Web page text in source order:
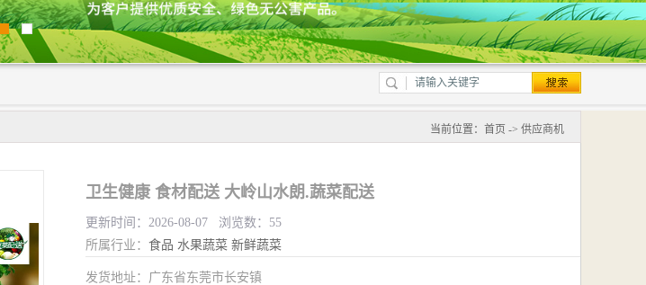
当前位置： 首页 -> 供应商机
卫生健康 食材配送 大岭山水朗.蔬菜配送
更新时间：2026-08-07 浏览数：55
所属行业： 食品 水果蔬菜 新鲜蔬菜
发货地址：广东省东莞市长安镇